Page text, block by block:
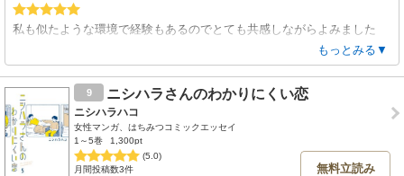
私も似たような環境で経験もあるのでとても共感しながらよみました
ヨミホにて
もっとみる▼
9 ニシハラさんのわかりにくい恋
ニシハラハコ
女性マンガ、はちみつコミックエッセイ
1～5巻
1,300pt
(5.0)
月間投稿数3件
無料立読み